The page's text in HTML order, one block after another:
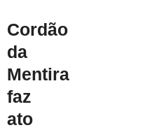
Cordão
da
Mentira
faz
ato